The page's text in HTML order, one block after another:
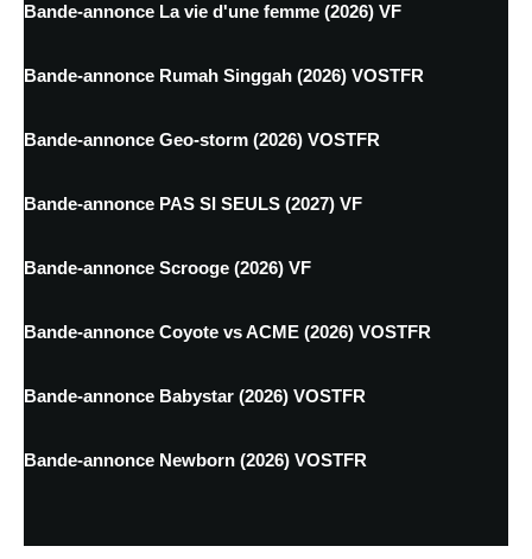
Bande-annonce La vie d'une femme (2026) VF
Bande-annonce Rumah Singgah (2026) VOSTFR
Bande-annonce Geo-storm (2026) VOSTFR
Bande-annonce PAS SI SEULS (2027) VF
Bande-annonce Scrooge (2026) VF
Bande-annonce Coyote vs ACME (2026) VOSTFR
Bande-annonce Babystar (2026) VOSTFR
Bande-annonce Newborn (2026) VOSTFR